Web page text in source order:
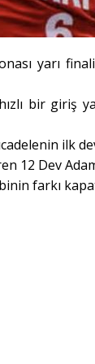
yarı
bir giriş
ilk
12 Dev
farkı